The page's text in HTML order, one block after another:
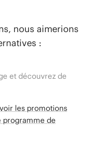
nous aimerions
:
et découvrez de
les promotions
programme de